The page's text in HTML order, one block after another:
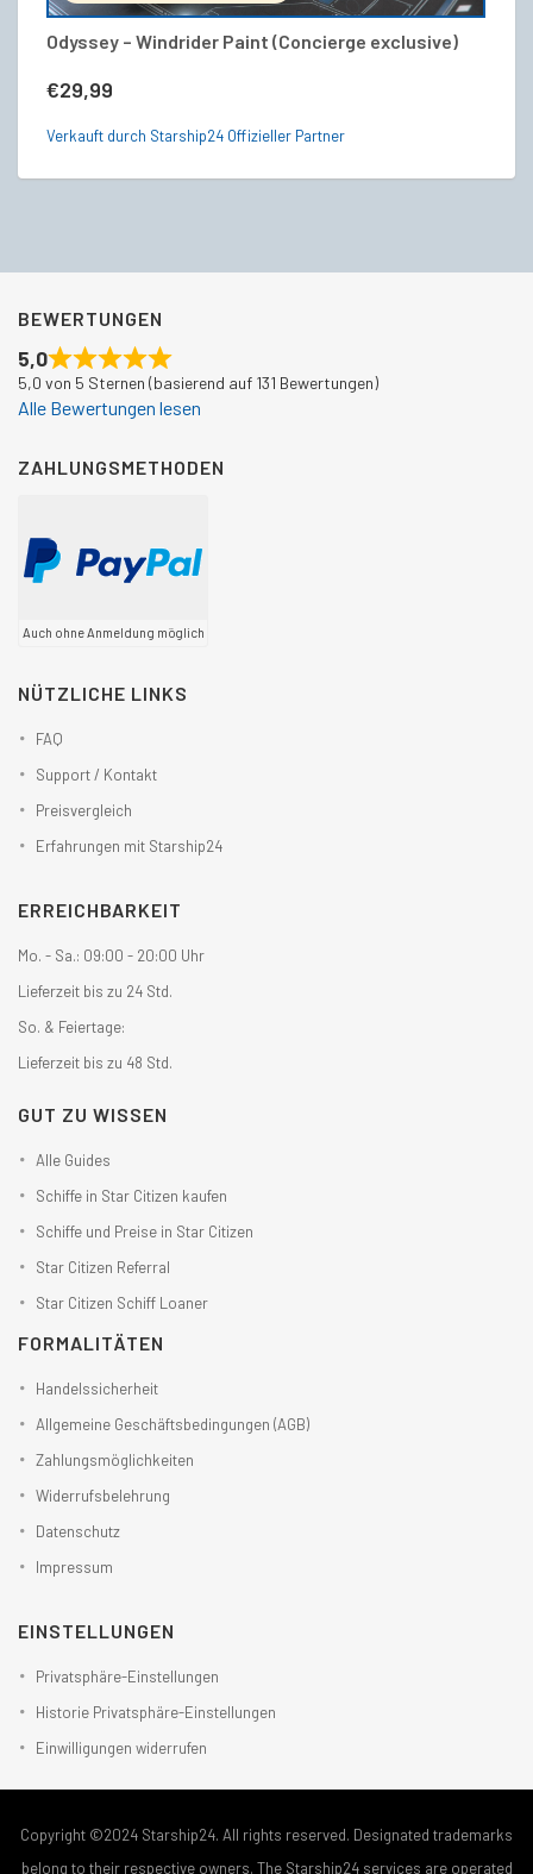
Odyssey – Windrider Paint (Concierge exclusive)
€29,99
Verkauft durch Starship24 Offizieller Partner
BEWERTUNGEN
5,0
5,0 von 5 Sternen (basierend auf 131 Bewertungen)
Alle Bewertungen lesen
ZAHLUNGSMETHODEN
Auch ohne Anmeldung möglich
NÜTZLICHE LINKS
FAQ
Support / Kontakt
Preisvergleich
Erfahrungen mit Starship24
ERREICHBARKEIT
Mo. - Sa.: 09:00 - 20:00 Uhr
Lieferzeit bis zu 24 Std.
So. & Feiertage:
Lieferzeit bis zu 48 Std.
GUT ZU WISSEN
Alle Guides
Schiffe in Star Citizen kaufen
Schiffe und Preise in Star Citizen
Star Citizen Referral
Star Citizen Schiff Loaner
FORMALITÄTEN
Handelssicherheit
Allgemeine Geschäftsbedingungen (AGB)
Zahlungsmöglichkeiten
Widerrufsbelehrung
Datenschutz
Impressum
EINSTELLUNGEN
Privatsphäre-Einstellungen
Historie Privatsphäre-Einstellungen
Einwilligungen widerrufen
Copyright ©2024 Starship24. All rights reserved. Designated trademarks
belong to their respective owners. The Starship24 services are operated